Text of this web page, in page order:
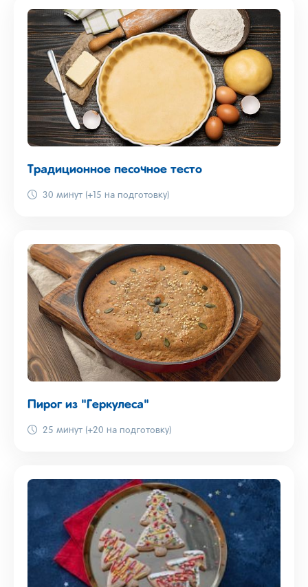
Традиционное песочное тесто
30 минут (+15 на подготовку)
Пирог из "Геркулеса"
25 минут (+20 на подготовку)